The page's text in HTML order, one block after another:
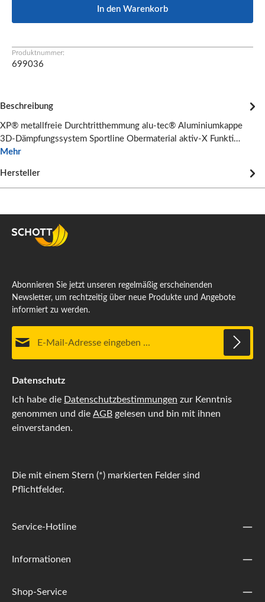
In den Warenkorb
Produktnummer:
699036
Beschreibung
XP® metallfreie Durchtritthemmung alu-tec® Aluminiumkappe
3D-Dämpfungssystem Sportline Obermaterial aktiv-X Funkti…
Mehr
Hersteller
Abonnieren Sie jetzt unseren regelmäßig erscheinenden
Newsletter, um rechtzeitig über neue Produkte und Angebote
informiert zu werden.
Datenschutz
Ich habe die Datenschutzbestimmungen zur Kenntnis
genommen und die AGB gelesen und bin mit ihnen
einverstanden.
Die mit einem Stern (*) markierten Felder sind
Pflichtfelder.
Service-Hotline
Informationen
Shop-Service